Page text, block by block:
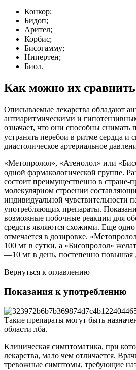
Конкор;
Бидоп;
Арител;
Корбис;
Бисогамму;
Нипертен;
Биол.
Как можно их сравнить
Описываемые лекарства обладают
антиаритмическими и
означает, что они способны снимать
устранять перебои в ритме сердца и
диастолическое артериальное
«Метопролол», «Атенолол» или
одной фармакологической группе.
состоит преимущественно в стране-
молекулярном строении
индивидуальной чувствительности
употребляющих препараты.
возможные побочные реакции для
средств являются схожими. Еще
отмечается в дозировке.
100 мг в сутки, а «Бисопролол»
—10 мг в день, постепенно повышая
Вернуться к оглавлению
Показания к употреблению
Такие препараты могут быть
области лба.
Клиническая симптоматика, при
лекарства, мало чем отличается.
тревожные симптомы, требующие